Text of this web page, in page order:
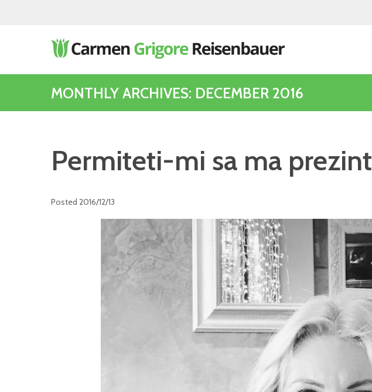
MONTHLY ARCHIVES: DECEMBER 2016
Permiteti-mi sa ma prezint
Posted 2016/12/13